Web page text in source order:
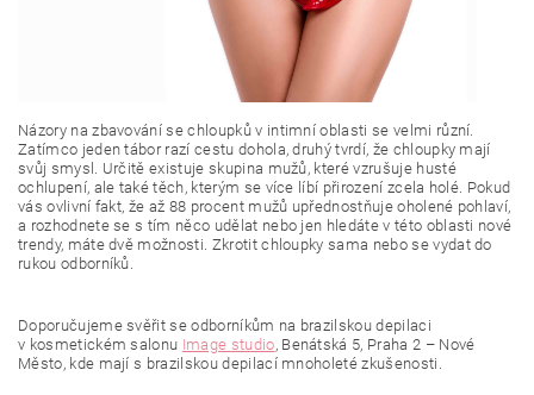
Názory na zbavování se chloupků v intimní oblasti se velmi různí.
Zatímco jeden tábor razí cestu dohola, druhý tvrdí, že chloupky mají
svůj smysl. Určitě existuje skupina mužů, které vzrušuje husté
ochlupení, ale také těch, kterým se více líbí přirození zcela holé. Pokud
vás ovlivní fakt, že až 88 procent mužů upřednostňuje oholené pohlaví,
a rozhodnete se s tím něco udělat nebo jen hledáte v této oblasti nové
trendy, máte dvě možnosti. Zkrotit chloupky sama nebo se vydat do
rukou odborníků.
Doporučujeme svěřit se odborníkům na brazilskou depilaci
v kosmetickém salonu Image studio, Benátská 5, Praha 2 – Nové
Město, kde mají s brazilskou depilací mnoholeté zkušenosti.